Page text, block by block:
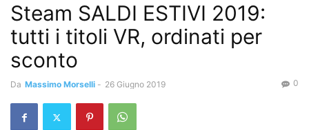
Steam SALDI ESTIVI 2019:
tutti i titoli VR, ordinati per
sconto
Da Massimo Morselli - 26 Giugno 2019 0